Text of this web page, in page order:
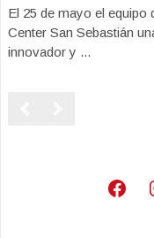
El 25 de mayo el
Center San Sebastián
innovador y ...